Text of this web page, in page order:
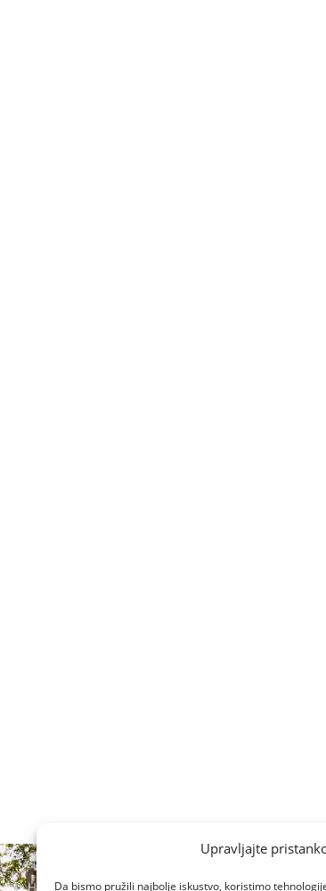
Upravljajte
Da bismo pružili najbolje iskustvo, koristimo
Husqvarna Ul.Nova V 4,